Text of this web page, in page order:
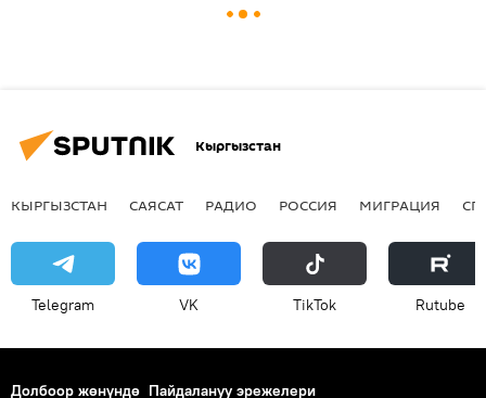
Кыргызстан
КЫРГЫЗСТАН САЯСАТ РАДИО РОССИЯ МИГРАЦИЯ
Telegram VK ТikТоk Rutube
Долбоор жөнүндө Пайдалануу эрежелери